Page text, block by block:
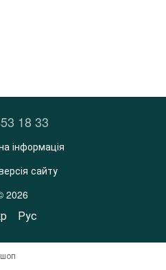
18 33
інформація
сайту
2026
Рус